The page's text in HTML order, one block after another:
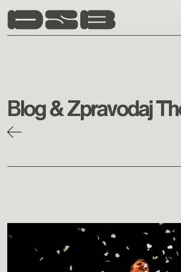
Blog & Zpravodaj